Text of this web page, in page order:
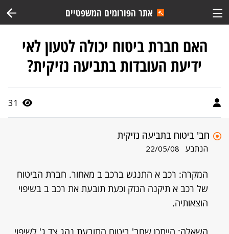
אתר הפורומים המשפטיים
האם חברת ביטוח יכולה לטעון לאי
ידיעת העובדות בתביעה נזיקית?
31
חב' ביטוח בתביעה נזיקית
הנתבע 22/05/08
המקרה: רכב א התנגש ברכב ב מאחור. חברת הביטוח
של רכב א תיקנה הנזק וכעת תובעת את רכב ב בשיפוי
הוצאותיה.
השאלה: הייתכן שחב' ביטוח התובעת נהג צד ג' לשיפוי